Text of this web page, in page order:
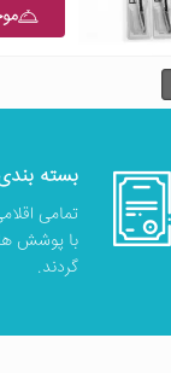
بسته
تمامی
با پوشش
گردند.